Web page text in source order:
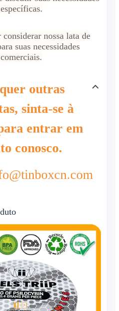
específicas.
nossa lata de
suas necessidades
comerciais.
outras
sinta-se à
entrar em
conosco.